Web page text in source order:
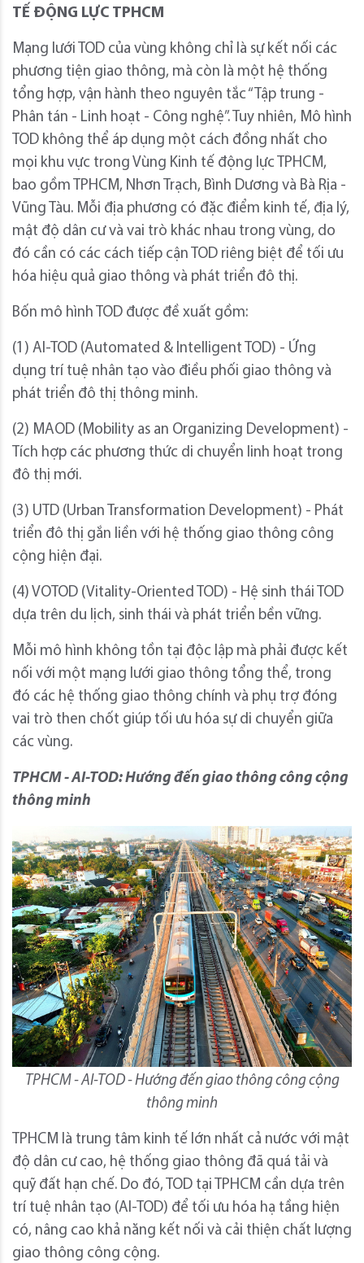
TẾ ĐỘNG LỰC TPHCM
Mạng lưới TOD của vùng không chỉ là sự kết nối các
phương tiện giao thông, mà còn là một hệ thống
tổng hợp, vận hành theo nguyên tắc “Tập trung -
Phân tán - Linh hoạt - Công nghệ”. Tuy nhiên, Mô hình
TOD không thể áp dụng một cách đồng nhất cho
mọi khu vực trong Vùng Kinh tế động lực TPHCM,
bao gồm TPHCM, Nhơn Trạch, Bình Dương và Bà Rịa -
Vũng Tàu. Mỗi địa phương có đặc điểm kinh tế, địa lý,
mật độ dân cư và vai trò khác nhau trong vùng, do
đó cần có các cách tiếp cận TOD riêng biệt để tối ưu
hóa hiệu quả giao thông và phát triển đô thị.
Bốn mô hình TOD được đề xuất gồm:
(1) AI-TOD (Automated & Intelligent TOD) - Ứng
dụng trí tuệ nhân tạo vào điều phối giao thông và
phát triển đô thị thông minh.
(2) MAOD (Mobility as an Organizing Development) -
Tích hợp các phương thức di chuyển linh hoạt trong
đô thị mới.
(3) UTD (Urban Transformation Development) - Phát
triển đô thị gắn liền với hệ thống giao thông công
cộng hiện đại.
(4) VOTOD (Vitality-Oriented TOD) - Hệ sinh thái TOD
dựa trên du lịch, sinh thái và phát triển bền vững.
Mỗi mô hình không tồn tại độc lập mà phải được kết
nối với một mạng lưới giao thông tổng thể, trong
đó các hệ thống giao thông chính và phụ trợ đóng
vai trò then chốt giúp tối ưu hóa sự di chuyển giữa
các vùng.
TPHCM - AI-TOD: Hướng đến giao thông công cộng
thông minh
TPHCM - AI-TOD - Hướng đến giao thông công cộng
thông minh
TPHCM là trung tâm kinh tế lớn nhất cả nước với mật
độ dân cư cao, hệ thống giao thông đã quá tải và
quỹ đất hạn chế. Do đó, TOD tại TPHCM cần dựa trên
trí tuệ nhân tạo (AI-TOD) để tối ưu hóa hạ tầng hiện
có, nâng cao khả năng kết nối và cải thiện chất lượng
giao thông công cộng.